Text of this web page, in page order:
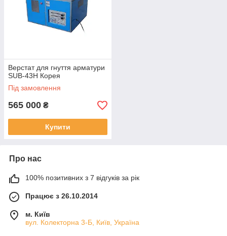
Верстат для гнуття арматури
SUB-43H Корея
Під замовлення
565 000 ₴
Купити
Про нас
100% позитивних з 7 відгуків за рік
Працює з 26.10.2014
м. Київ
вул. Колекторна 3-Б, Київ, Україна